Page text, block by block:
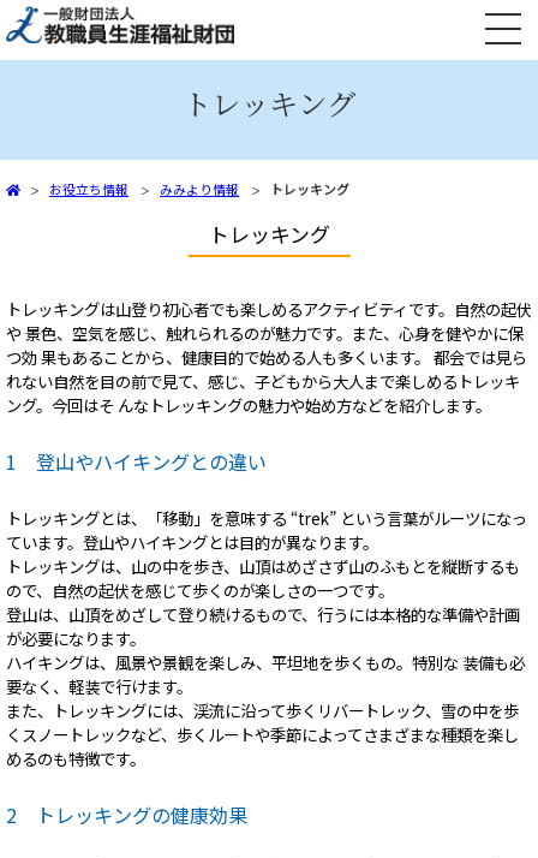
トレッキング
お役立ち情報 みみより情報 トレッキング
トレッキング
トレッキングは山登り初心者でも楽しめるアクティビティです。自然の起伏
や 景色、空気を感じ、触れられるのが魅力です。また、心身を健やかに保
つ効 果もあることから、健康目的で始める人も多くいます。 都会では見ら
れない自然を目の前で見て、感じ、子どもから大人まで楽しめるトレッキ
ング。今回はそ んなトレッキングの魅力や始め方などを紹介します。
1 登山やハイキングとの違い
トレッキングとは、「移動」を意味する “trek” という言葉がルーツになっ
ています。登山やハイキングとは目的が異なります。
トレッキングは、山の中を歩き、山頂はめざさず山のふもとを縦断するも
ので、自然の起伏を感じて歩くのが楽しさの一つです。
登山は、山頂をめざして登り続けるもので、行うには本格的な準備や計画
が必要になります。
ハイキングは、風景や景観を楽しみ、平坦地を歩くもの。特別な 装備も必
要なく、軽装で行けます。
また、トレッキングには、渓流に沿って歩くリバートレック、雪の中を歩
くスノートレックなど、歩くルートや季節によってさまざまな種類を楽し
めるのも特徴です。
2 トレッキングの健康効果